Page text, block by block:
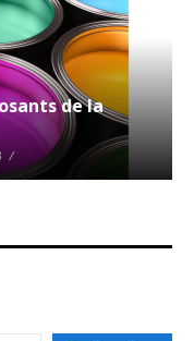
de la